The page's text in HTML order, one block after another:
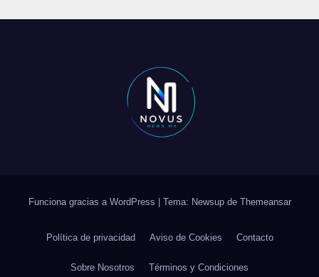
Funciona gracias a WordPress Tema: Newsup de Themeansar
Política de privacidad Aviso de Cookies Contacto
Sobre Nosotros Términos y Condiciones